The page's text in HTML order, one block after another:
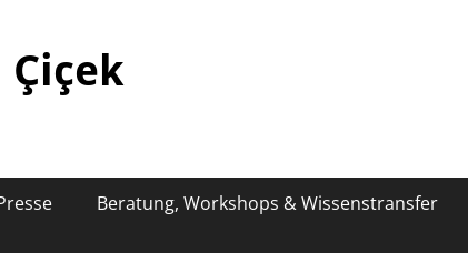
Çiçek
Beratung, Workshops & Wissenstransfer